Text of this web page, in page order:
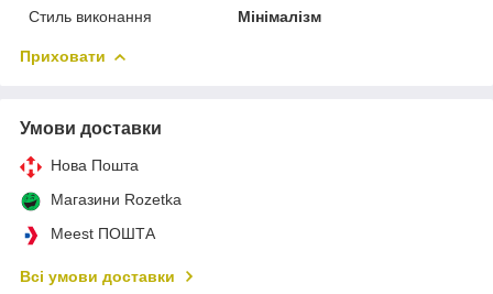
Стиль виконання
Мінімалізм
Приховати
Умови доставки
Нова Пошта
Магазини Rozetka
Meest ПОШТА
Всі умови доставки